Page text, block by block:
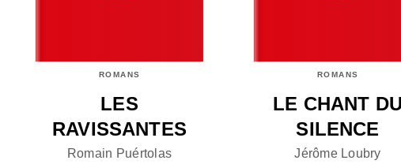
ROMANS
LES
RAVISSANTES
Romain Puértolas
ROMANS
LE CHANT DU
SILENCE
Jérôme Loubry